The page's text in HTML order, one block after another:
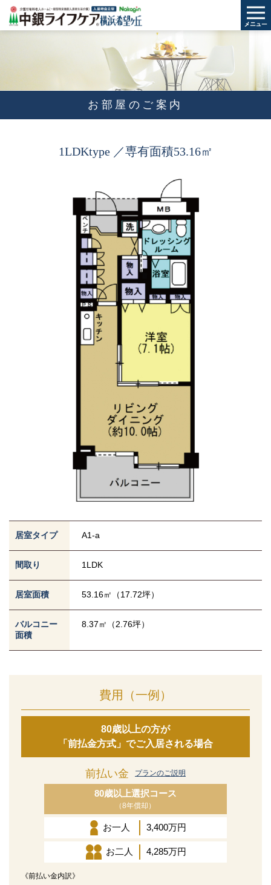
お部屋のご案内
1LDKtype／専有面積53.16㎡
居室タイプ A1-a
間取り 1LDK
居室面積 53.16㎡（17.72坪）
バルコニー
面積
8.37㎡（2.76坪）
費用（一例）
80歳以上の方が
「前払金方式」でご入居される場合
前払い金 プランのご説明
80歳以上選択コース
（8年償却）
お一人 3,400万円
お二人 4,285万円
《前払い金内訳》